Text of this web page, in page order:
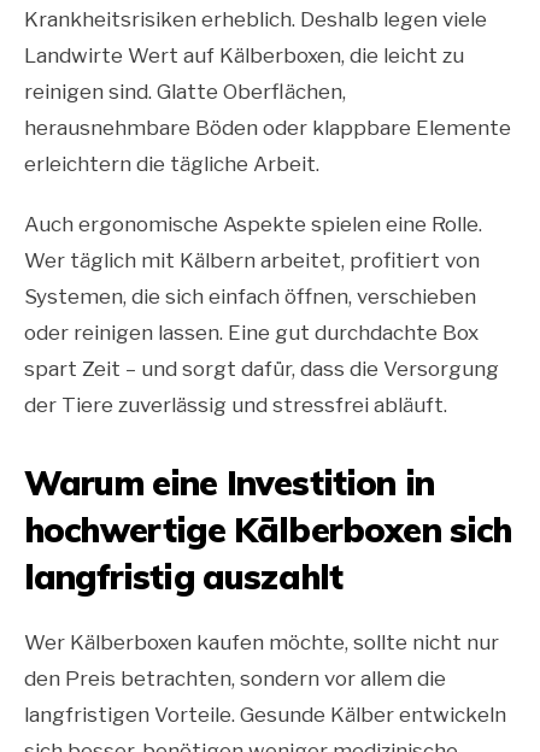
Krankheitsrisiken erheblich. Deshalb legen viele
Landwirte Wert auf Kälberboxen, die leicht zu
reinigen sind. Glatte Oberflächen,
herausnehmbare Böden oder klappbare Elemente
erleichtern die tägliche Arbeit.
Auch ergonomische Aspekte spielen eine Rolle.
Wer täglich mit Kälbern arbeitet, profitiert von
Systemen, die sich einfach öffnen, verschieben
oder reinigen lassen. Eine gut durchdachte Box
spart Zeit – und sorgt dafür, dass die Versorgung
der Tiere zuverlässig und stressfrei abläuft.
Warum eine Investition in
hochwertige Kälberboxen sich
langfristig auszahlt
Wer Kälberboxen kaufen möchte, sollte nicht nur
den Preis betrachten, sondern vor allem die
langfristigen Vorteile. Gesunde Kälber entwickeln